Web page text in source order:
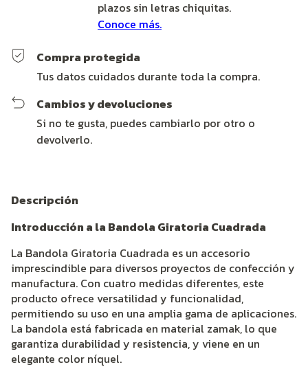
Compra protegida
Tus datos cuidados durante toda la compra.
Cambios y devoluciones
Si no te gusta, puedes cambiarlo por otro o
devolverlo.
Descripción
Introducción a la Bandola Giratoria Cuadrada
La Bandola Giratoria Cuadrada es un accesorio
imprescindible para diversos proyectos de confección y
manufactura. Con cuatro medidas diferentes, este
producto ofrece versatilidad y funcionalidad,
permitiendo su uso en una amplia gama de aplicaciones.
La bandola está fabricada en material zamak, lo que
garantiza durabilidad y resistencia, y viene en un
elegante color níquel.